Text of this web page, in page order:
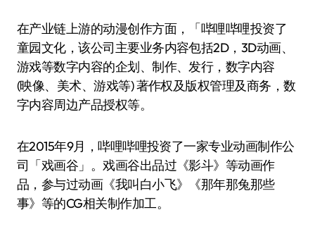
在产业链上游的动漫创作方面，「哔哩哔哩投资了
童园文化，该公司主要业务内容包括2D，3D动画、
游戏等数字内容的企划、制作、发行，数字内容
(映像、美术、游戏等) 著作权及版权管理及商务，数
字内容周边产品授权等。
在2015年9月，哔哩哔哩投资了一家专业动画制作公
司「戏画谷」。戏画谷出品过《影斗》等动画作
品，参与过动画《我叫白小飞》《那年那兔那些
事》等的CG相关制作加工。